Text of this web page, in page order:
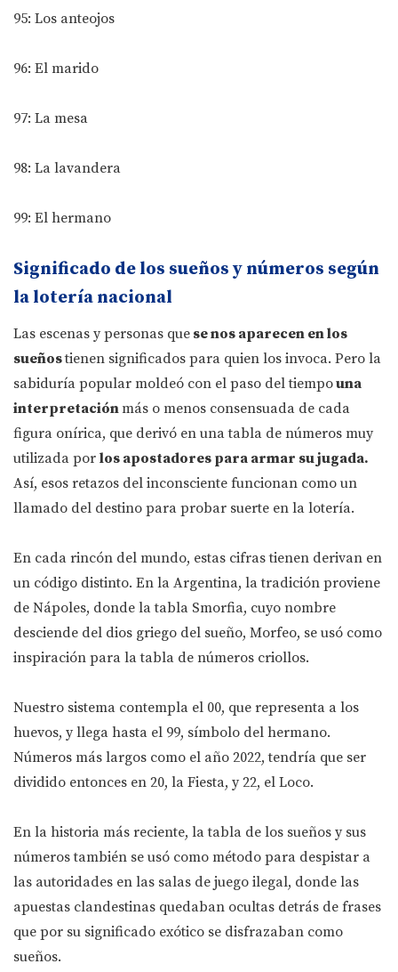
95: Los anteojos
96: El marido
97: La mesa
98: La lavandera
99: El hermano
Significado de los sueños y números según
la lotería nacional
Las escenas y personas que se nos aparecen en los
sueñostienen significados para quien los invoca. Pero la
sabiduría popular moldeó con el paso del tiempouna
interpretaciónmás o menos consensuada de cada
figura onírica, que derivó en una tabla de números muy
utilizada por los apostadores para armar su jugada.
Así, esos retazos del inconsciente funcionan como un
llamado del destino para probar suerte en la lotería.
En cada rincón del mundo, estas cifras tienen derivan en
un código distinto. En la Argentina, la tradición proviene
de Nápoles, donde la tabla Smorfia, cuyo nombre
desciende del dios griego del sueño, Morfeo, se usó como
inspiración para la tabla de números criollos.
Nuestro sistema contempla el 00, que representa a los
huevos, y llega hasta el 99, símbolo del hermano.
Números más largos como el año 2022, tendría que ser
dividido entonces en 20, la Fiesta, y 22, el Loco.
En la historia más reciente, la tabla de los sueños y sus
números también se usó como método para despistar a
las autoridades en las salas de juego ilegal, donde las
apuestas clandestinas quedaban ocultas detrás de frases
que por su significado exótico se disfrazaban como
sueños.